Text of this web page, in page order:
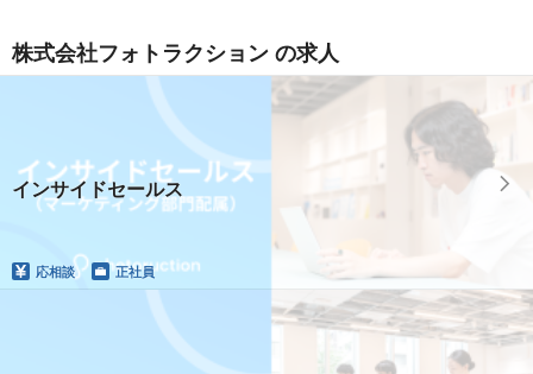
株式会社フォトラクション の求人
インサイドセールス
応相談 正社員